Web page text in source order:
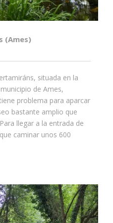
(Ames)
situada en la
de Ames,
problema para aparcar
bastante amplio que
llegar a la entrada de
caminar unos 600